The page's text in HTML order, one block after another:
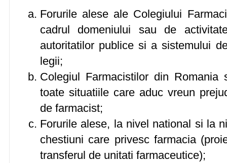
Forurile alese ale Colegiului
cadrul domeniului sau de
autoritatilor publice si a sistemului
legii;
Colegiul Farmacistilor din
toate situatiile care aduc vreun
de farmacist;
Forurile alese, la nivel national si la
chestiuni care privesc farmacia
transferul de unitati farmaceutice);